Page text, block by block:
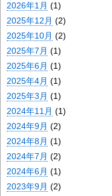
2026年1月 (1)
2025年12月 (2)
2025年10月 (2)
2025年7月 (1)
2025年6月 (1)
2025年4月 (1)
2025年3月 (1)
2024年11月 (1)
2024年9月 (2)
2024年8月 (1)
2024年7月 (2)
2024年6月 (1)
2023年9月 (2)